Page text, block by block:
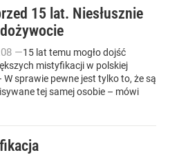
15 lat. Niesłusznie
—15 lat temu mogło dojść
mistyfikacji w polskiej
sprawie pewne jest tylko to, że są
tej samej osobie – mówi